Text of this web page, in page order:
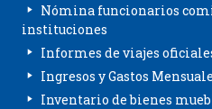
Nómina funcionarios
instituciones
Informes de viajes
Ingresos y Gastos
Inventario de bienes